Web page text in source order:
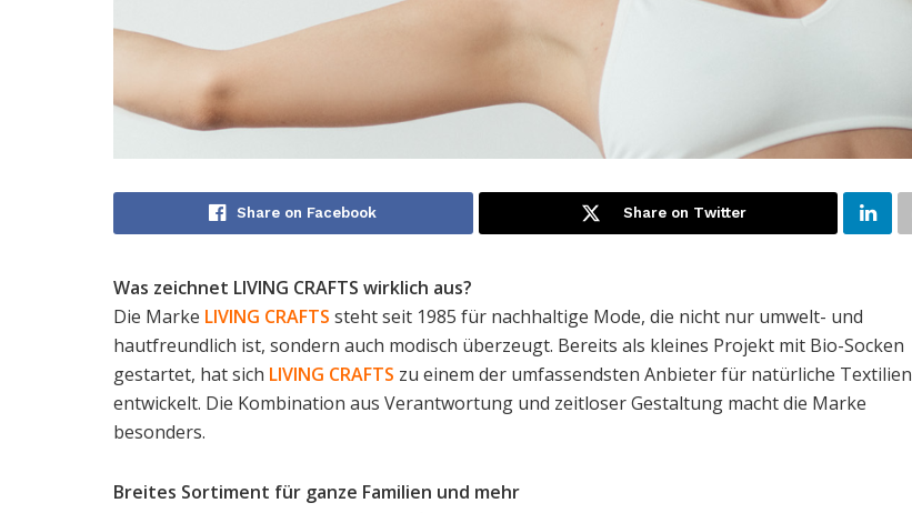
Share on Facebook Share on Twitter
Was zeichnet LIVING CRAFTS wirklich aus?
Die Marke LIVING CRAFTS steht seit 1985 für nachhaltige Mode, die nicht nur umwelt- und
hautfreundlich ist, sondern auch modisch überzeugt. Bereits als kleines Projekt mit Bio-Socken
gestartet, hat sich LIVING CRAFTS zu einem der umfassendsten Anbieter für natürliche Textilien
entwickelt. Die Kombination aus Verantwortung und zeitloser Gestaltung macht die Marke
besonders.
Breites Sortiment für ganze Familien und mehr